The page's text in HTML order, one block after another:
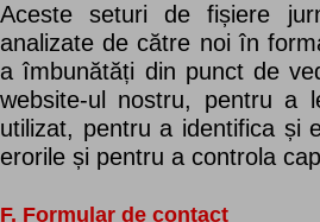
Aceste seturi de fișiere
analizate de către noi în
a îmbunătăți din punct de
website-ul nostru, pentru a
utilizat, pentru a identifica și
erorile și pentru a controla
F. Formular de contact